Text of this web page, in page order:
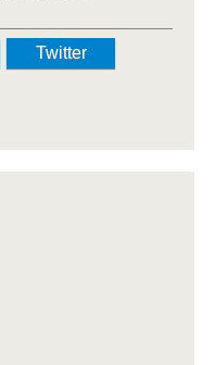
Twitter